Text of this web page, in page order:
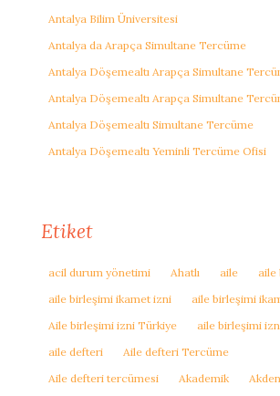
Antalya Bilim Üniversitesi
Antalya da Arapça Simultane Tercüme
Antalya Döşemealtı Arapça Simultane
Antalya Döşemealtı Arapça Simultane
Antalya Döşemealtı Simultane Tercüme
Antalya Döşemealtı Yeminli Tercüme Ofisi
Etiket
acil durum yönetimi Ahatlı aile
aile
aile birleşimi ikamet izni
aile birleşimi
Aile birleşimi izni Türkiye
aile birleşimi
aile defteri
Aile defteri Tercüme
Aile defteri tercümesi
Akademik